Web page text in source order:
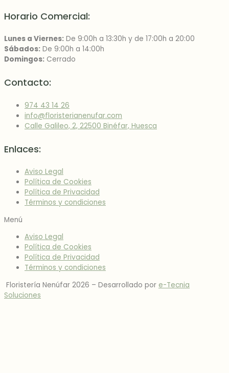
Horario Comercial:
Lunes a Viernes: De 9:00h a 13:30h y de 17:00h a 20:00
Sábados: De 9:00h a 14:00h
Domingos: Cerrado
Contacto:
974 43 14 26
info@floristerianenufar.com
Calle Galileo, 2, 22500 Binéfar, Huesca
Enlaces:
Aviso Legal
Política de Cookies
Política de Privacidad
Términos y condiciones
Menú
Aviso Legal
Política de Cookies
Política de Privacidad
Términos y condiciones
Floristería Nenúfar 2026 – Desarrollado por e-Tecnia
Soluciones